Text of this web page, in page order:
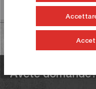
Informazioni sulla
Avete